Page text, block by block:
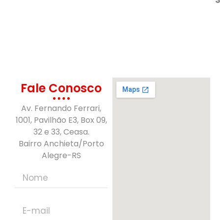
Fale Conosco
Av. Fernando Ferrari,
1001, Pavilhão E3, Box 09,
32 e 33, Ceasa.
Bairro Anchieta/Porto
Alegre-RS